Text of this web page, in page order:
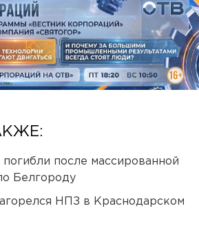
погибли после массированной
Белгороду
НПЗ в Краснодарском